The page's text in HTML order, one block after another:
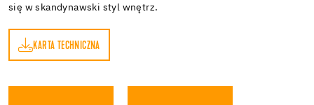
się w skandynawski styl wnętrz.
KARTA TECHNICZNA